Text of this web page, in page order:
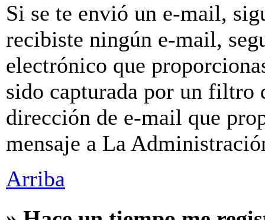
Si se te envió un e-mail,
recibiste ningún e-mail,
electrónico que
sido capturada por un filtro
dirección de e-mail que
mensaje a La
Arriba